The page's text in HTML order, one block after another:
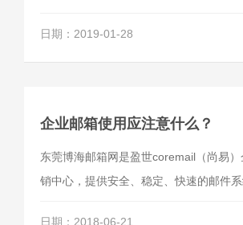
日期：2019-01-28
企业邮箱使用应注意什么？
东莞博海邮箱网是盈世coremail（尚易
销中心，提供安全、稳定、快速的邮件
日期：2018-06-21